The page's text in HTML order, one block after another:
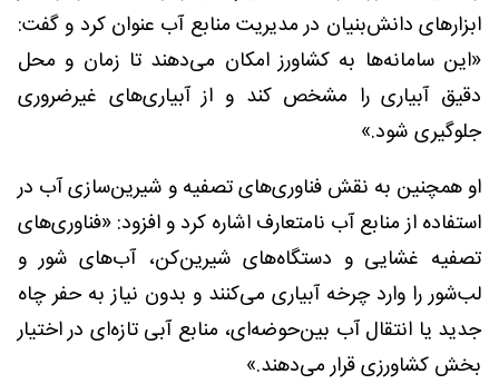
ابزارهای دانش‌بنیان در مدیریت منابع آب عنوان کرد و گفت:
«این سامانه‌ها به کشاورز امکان می‌دهند تا زمان و محل
دقیق آبیاری را مشخص کند و از آبیاری‌های غیرضروری
جلوگیری شود.»
او همچنین به نقش فناوری‌های تصفیه و شیرین‌سازی آب در
استفاده از منابع آب نامتعارف اشاره کرد و افزود: «فناوری‌های
تصفیه غشایی و دستگاه‌های شیرین‌کن، آب‌های شور و
لب‌شور را وارد چرخه آبیاری می‌کنند و بدون نیاز به حفر چاه
جدید یا انتقال آب بین‌حوضه‌ای، منابع آبی تازه‌ای در اختیار
بخش کشاورزی قرار می‌دهند.»